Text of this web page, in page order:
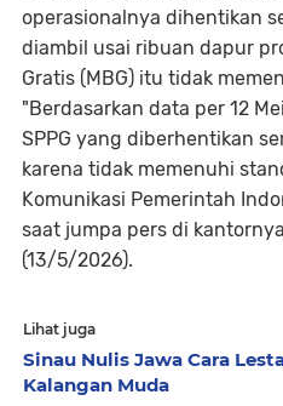
operasionalnya dihentikan
diambil usai ribuan dapur
Gratis (MBG) itu tidak
"Berdasarkan data per 12
SPPG yang diberhentikan
karena tidak memenuhi
Komunikasi Pemerintah
saat jumpa pers di
(13/5/2026).
Lihat juga
Sinau Nulis Jawa Cara
Kalangan Muda